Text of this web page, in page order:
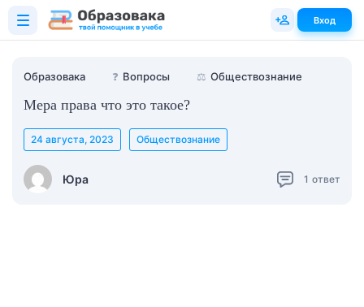
Образовака ❓ Вопросы ⚖️ Обществознание
Мера права что это такое?
Юра
24 августа, 2023 Обществознание
1 ответ
Вход